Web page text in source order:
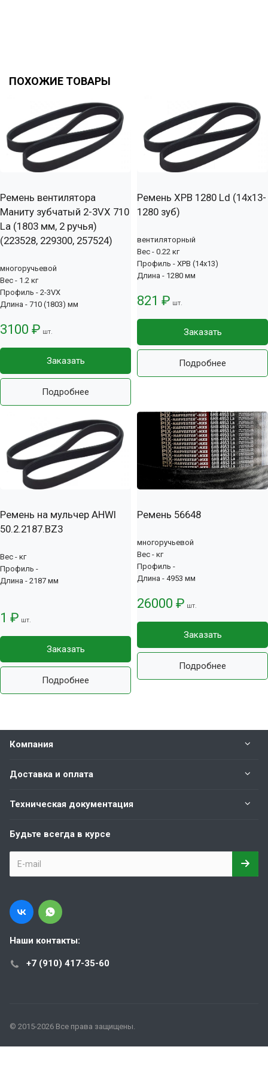
ПОХОЖИЕ ТОВАРЫ
Ремень вентилятора
Маниту зубчатый 2-3VX 710
La (1803 мм, 2 ручья)
(223528, 229300, 257524)
многоручьевой
Вес - 1.2 кг
Профиль - 2-3VX
Длина - 710 (1803) мм
3100 ₽ шт.
Заказать
Подробнее
Ремень XPB 1280 Ld (14х13-
1280 зуб)
вентиляторный
Вес - 0.22 кг
Профиль - XPB (14x13)
Длина - 1280 мм
821 ₽ шт.
Заказать
Подробнее
Ремень на мульчер AHWI
50.2.2187.BZ3
Вес - кг
Профиль -
Длина - 2187 мм
1 ₽ шт.
Заказать
Подробнее
Ремень 56648
многоручьевой
Вес - кг
Профиль -
Длина - 4953 мм
26000 ₽ шт.
Заказать
Подробнее
Компания
Доставка и оплата
Техническая документация
Будьте всегда в курсе
Наши контакты:
+7 (910) 417-35-60
© 2015-2026 Все права защищены.